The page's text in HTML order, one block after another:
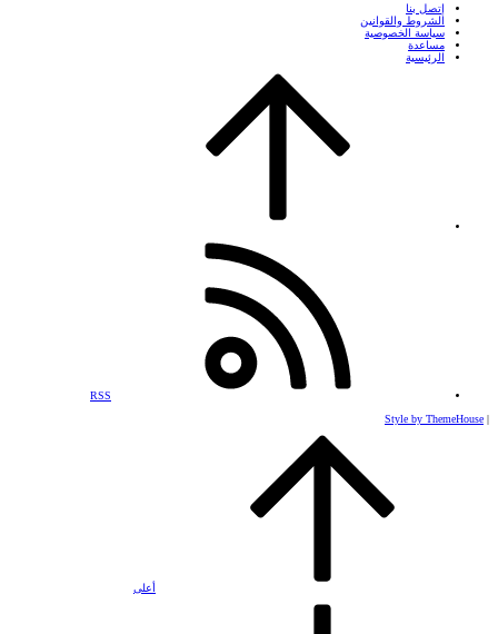
إتصل بنا
الشروط والقوانين
سياسة الخصوصية
مساعدة
الرئيسية
RSS
|
Style by ThemeHouse
أعلى